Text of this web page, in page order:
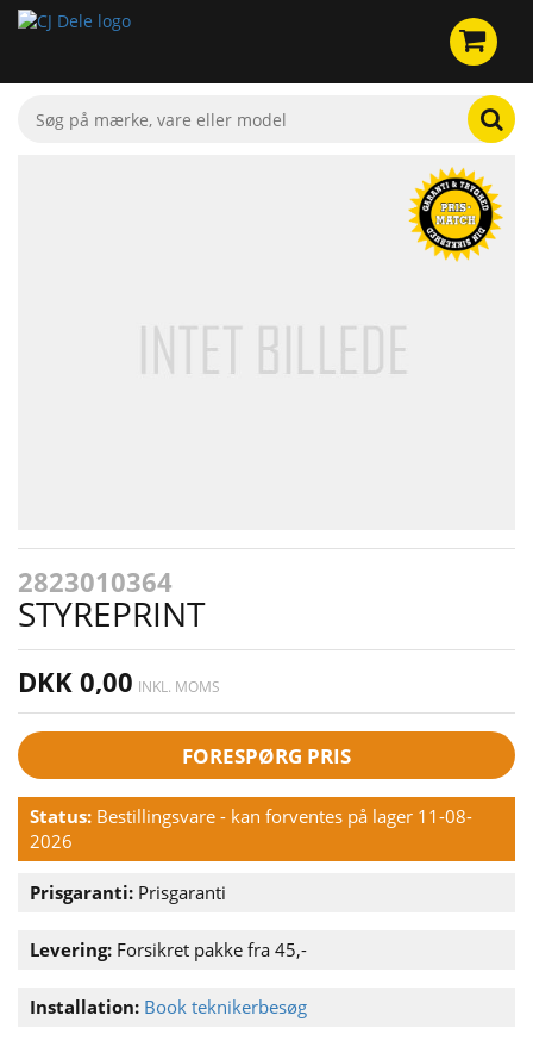
2823010364
STYREPRINT
DKK 0,00 INKL. MOMS
FORESPØRG PRIS
Status: Bestillingsvare - kan forventes på lager 11-08-
2026
Prisgaranti: Prisgaranti
Levering: Forsikret pakke fra 45,-
Installation: Book teknikerbesøg